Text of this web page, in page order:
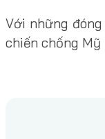
Với những
chiến chống